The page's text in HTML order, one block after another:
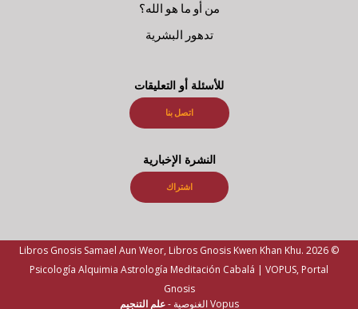
من أو ما هو الله؟
تدهور البشرية
للأسئلة أو التعليقات
اتصل بنا
النشرة الإخبارية
اشتراك
© 2026 Libros Gnosis Samael Aun Weor, Libros Gnosis Kwen Khan Khu.
Psicología Alquimia Astrología Meditación Cabalá | VOPUS, Portal
Gnosis
Vopus الغنوصية -
علم التنجيم